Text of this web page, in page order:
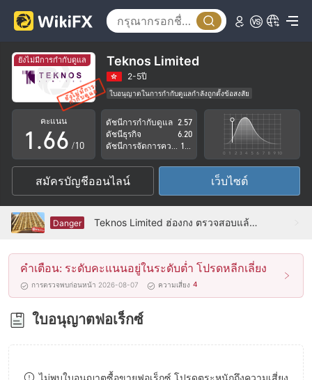
ยังไม่มีการกำกับดูแล Teknos Limited
2-5ปี
ใบอนุญาตในการกำกับดูแลกำลังถูกตั้งข้อสงสัย
กลุ่มธุรกิจที่ต้องสงสัย
ระวังความเสี่ยงอันตรายที่อาจจะซ่อนอยู่
คะแนน
0
1
2
3
4
5
6
7
8
.
2
3
4
5
6
7
8
9
2
3
4
5
6
7
8
9
/10
ดัชนีการกำกับดูแล 2.57
ดัชนีธุรกิจ
6.20
สมัครบัญชีออนไลน์ เว็บไซต์
Danger Teknos Limited ฮ่องกง ตรวจสอบแล้ว: ไม่พบการมีอยู่ทางกายภาพ
คำเตือน: ระดับคะแนนอยู่ในระดับต่ำ โปรดหลีกเลี่ยง
การตรวจพบก่อนหน้า 2026-08-07 ความเสี่ยง 4
ใบอนุญาตฟอเร็กซ์
ไม่พบใบอนุญาตซื้อขายฟอเร็กซ์ โปรดตระหนักถึงความเสี่ยง